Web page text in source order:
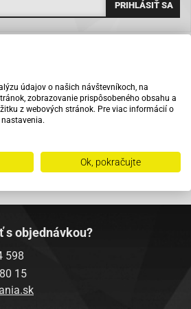
s objednávkou?
598
15
údajov o našich návštevníkoch, na
zobrazovanie prispôsobeného obsahu a
z webových stránok. Pre viac informácií o
Ok, pokračujte